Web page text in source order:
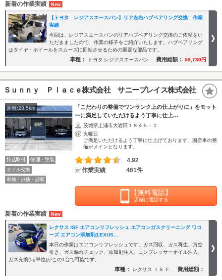
新着の作業実績
【トヨタ レジアスエースバン】リア左右ハブベアリング交換 作業
実績
今回は、レジアスエースバンのリアハブベアリング交換のご依頼をい
ただきましたので、作業の様子をご紹介いたします。ハブベアリング
はタイヤ・ホイールをスムーズに回転させるための重要な部品です。
車種： トヨタ レジアスエースバン 費用総額： 59,730円
Ｓｕｎｎｙ Ｐｌａｃｅ株式会社 サニープレイス株式会社
距離:23.5km
「こだわりの整備でワンランク上の仕上がりに」をモット
ーに満足していただけるよう丁寧に仕上…
茨城県土浦市大岩田１８４５－１
火曜日
ご満足いただけるよう丁寧に仕上げております、国産車の整
備がメインとなります。
持込取付
修理・塗装
オイル交換
車検・点検・診断
4.92
作業実績
461件
【無料電話】
店舗に電話する
新着の作業実績
レクサス ISF エアコンリフレッシュ エアコンガスクリーニング ワコ
ーズ エアコン添加剤(LEXUS…
本日の作業はエアコンリフレッシュです。ガス回収、ガス再生、真空
引き、ガス漏れチェック、添加剤注入、コンプレッサーオイル注入、
ガス充填(5g単位)がこの1台で可能です。
車種： レクサス ＩＳ Ｆ 費用総額：